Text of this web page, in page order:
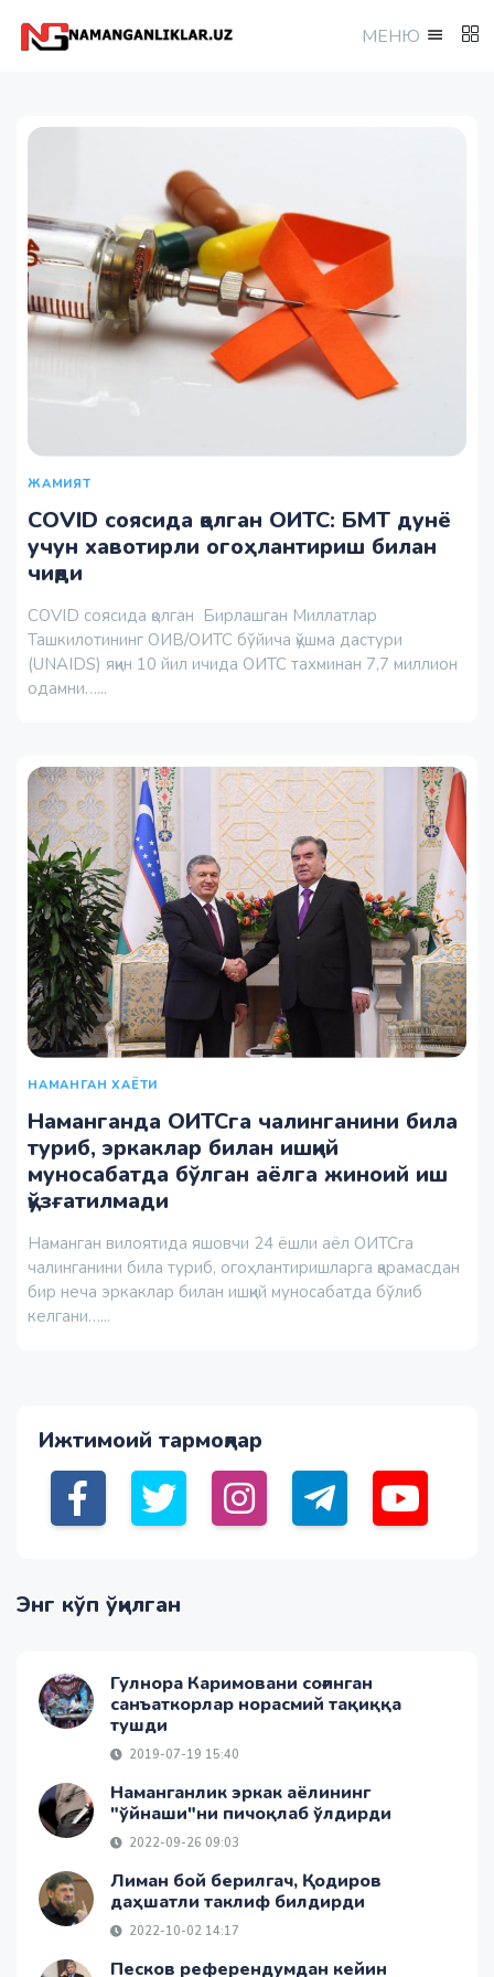
МEНЮ
ЖАМИЯТ
COVID соясида қолган ОИТС: БМТ дунё
учун хавотирли огоҳлантириш билан
чиқди
COVID соясида қолган Бирлашган Миллатлар
Ташкилотининг ОИВ/ОИТС бўйича қўшма дастури
(UNAIDS) яқин 10 йил ичида ОИТС тахминан 7,7 миллион
одамни…...
НАМАНГАН ХАЁТИ
Наманганда ОИТСга чалинганини била
туриб, эркаклар билан ишқий
муносабатда бўлган аёлга жиноий иш
қўзғатилмади
Наманган вилоятида яшовчи 24 ёшли аёл ОИТСга
чалинганини била туриб, огоҳлантиришларга қарамасдан
бир неча эркаклар билан ишқий муносабатда бўлиб
келгани…...
Ижтимоий тармоқлар
Энг кўп ўқилган
Гулнора Каримовани соғинган
санъаткорлар норасмий тақиққа
тушди
2019-07-19 15:40
Наманганлик эркак аёлининг
"ўйнаши"ни пичоқлаб ўлдирди
2022-09-26 09:03
Лиман бой берилгач, Қодиров
даҳшатли таклиф билдирди
2022-10-02 14:17
Песков референдумдан кейин